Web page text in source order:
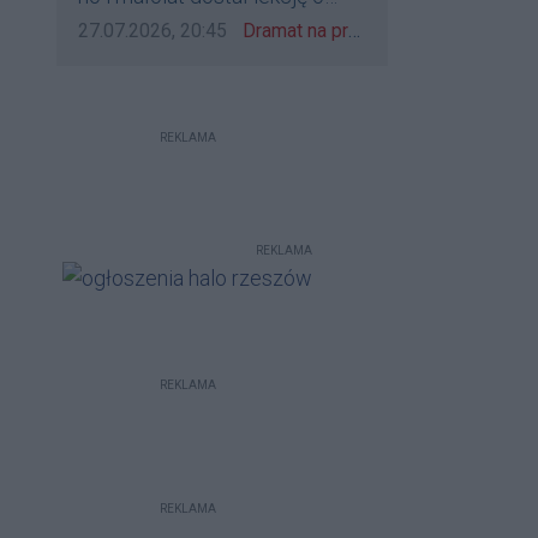
udzieleniu pierwszeństwa
Data dodania komentarza:
27.07.2026, 20:45 Źródło komentarza:
Dramat na przejeździe w Rzeszowie. 16-latek na hulajnodze wjechał wprost pod szynobus
REKLAMA
REKLAMA
REKLAMA
REKLAMA